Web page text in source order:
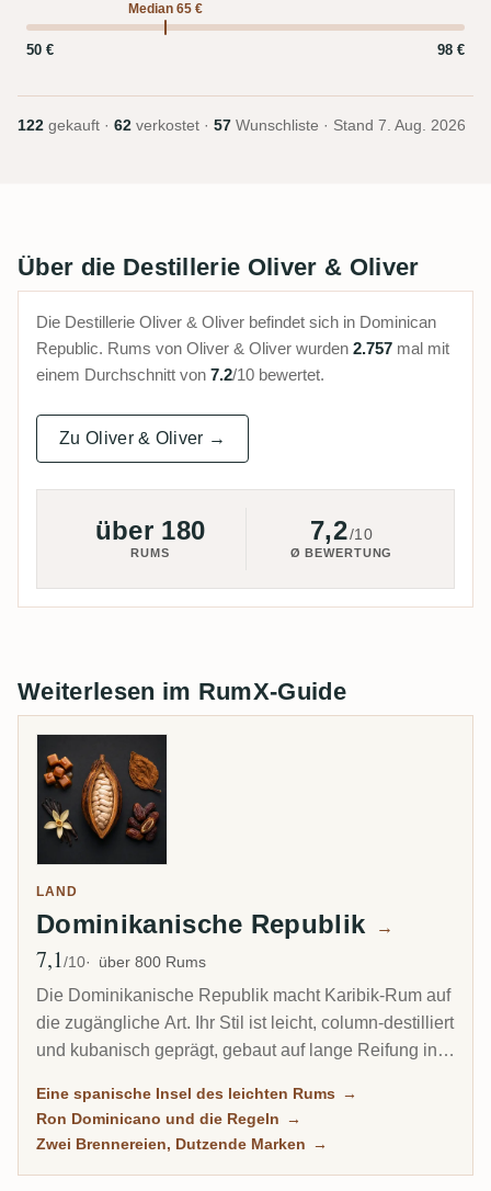
Median 65 €
50 € 98 €
122 gekauft · 62 verkostet · 57 Wunschliste · Stand 7. Aug. 2026
Über die Destillerie Oliver & Oliver
Die Destillerie Oliver & Oliver befindet sich in Dominican
Republic. Rums von Oliver & Oliver wurden 2.757 mal mit
einem Durchschnitt von 7.2/10 bewertet.
Zu Oliver & Oliver →
über 180
RUMS
7,2/10
Ø BEWERTUNG
Weiterlesen im RumX-Guide
LAND
Dominikanische Republik →
Ø Bewertung
7,1/10 über 800 Rums
Die Dominikanische Republik macht Karibik-Rum auf
die zugängliche Art. Ihr Stil ist leicht, column-destilliert
und kubanisch geprägt, gebaut auf lange Reifung in
Jamaika oder Guyana. Dutzende vertrauter Marken
füllen die Regale, und doch stammen fast alle aus nur
Eine spanische Insel des leichten Rums →
Ron Dominicano und die Regeln →
Zwei Brennereien, Dutzende Marken →